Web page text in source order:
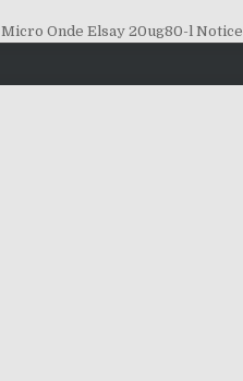
Micro Onde Elsay 20ug80-l Notice